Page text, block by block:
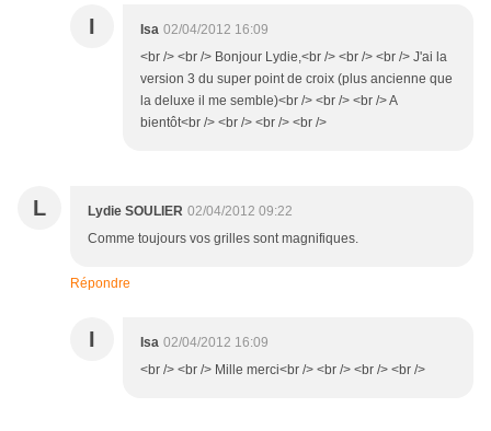
I Isa 02/04/2012 16:09
<br /> <br /> Bonjour Lydie,<br /> <br /> <br /> J'ai la
version 3 du super point de croix (plus ancienne que
la deluxe il me semble)<br /> <br /> <br /> A
bientôt<br /> <br /> <br /> <br />
L Lydie SOULIER 02/04/2012 09:22
Comme toujours vos grilles sont magnifiques.
Répondre
I Isa 02/04/2012 16:09
<br /> <br /> Mille merci<br /> <br /> <br /> <br />